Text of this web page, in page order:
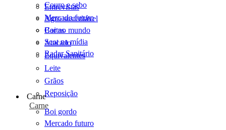
Entrevistas
Agro sustentável
Cartas
Scot na mídia
Radar Sanitário
Couro e sebo
Mercado futuro
Boi no mundo
Atacado
Equivalentes
Leite
Grãos
Reposição
Carne
Carne
Boi gordo
Mercado futuro